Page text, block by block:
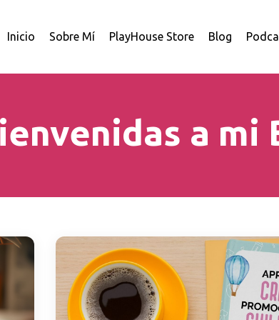
Inicio Sobre Mí PlayHouse Store Blog
a mi